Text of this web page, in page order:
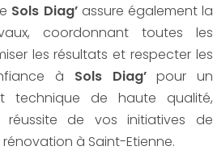
Sols Diag’assure également la
coordonnant toutes les
les résultats et respecter les
à Sols Diag’pour un
technique de haute qualité,
de vos initiatives de
à Saint-Etienne.